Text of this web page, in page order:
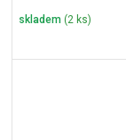
skladem (2 ks)